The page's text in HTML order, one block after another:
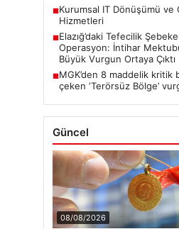
■Kurumsal IT Dönüşümü ve
Hizmetleri
■Elazığ’daki Tefecilik
Operasyon: İntihar
Büyük Vurgun Ortaya Çıktı
■MGK’den 8 maddelik kritik
çeken ‘Terörsüz Bölge’
Güncel
08/08/2026